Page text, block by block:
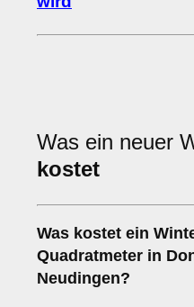
Was ein neuer
kostet
Was kostet ein
Quadratmeter in
Neudingen?